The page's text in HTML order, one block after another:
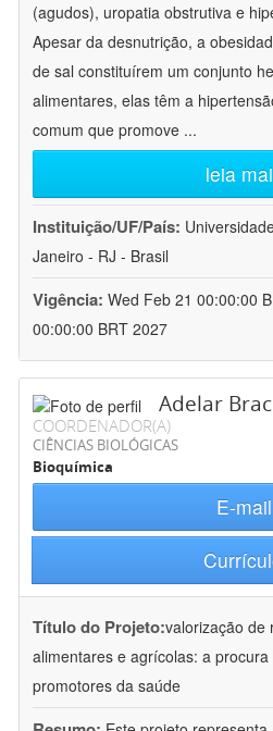
(agudos), uropatia obstrutiva e
Apesar da desnutrição, a
de sal constituírem um conjunto
alimentares, elas têm a
comum que promove ...
leia
Instituição/UF/País:
Janeiro - RJ - Brasil
Vigência: Wed Feb 21 00:00:00
00:00:00 BRT 2027
Adelar
COORDENADOR(A)
CIÊNCIAS BIOLÓGICAS
Bioquímica
E-mail
Título do Projeto:valorização de
alimentares e agrícolas: a
promotores da saúde